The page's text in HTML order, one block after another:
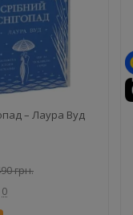
– Лаура Вуд
грн.
0